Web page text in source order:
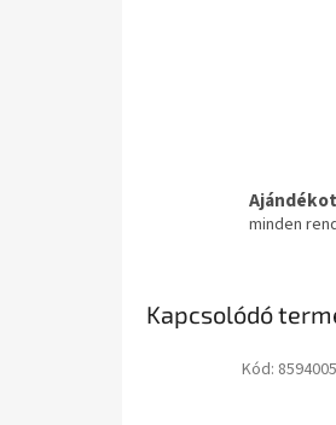
minden
Kapcsolódó
Kód: